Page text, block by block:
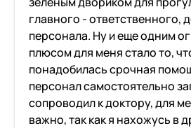
главного - ответственного,
персонала. Ну и еще одним
плюсом для меня стало то,
понадобилась срочная
персонал самостоятельно
сопроводил к доктору, для
важно, так как я нахожусь в